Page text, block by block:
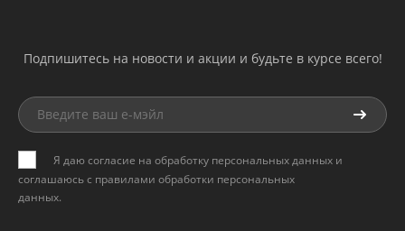
Подпишитесь на новости и акции и будьте в курсе всего!
Я даю согласие на обработку персональных данных и
соглашаюсь с правилами обработки персональных
данных.